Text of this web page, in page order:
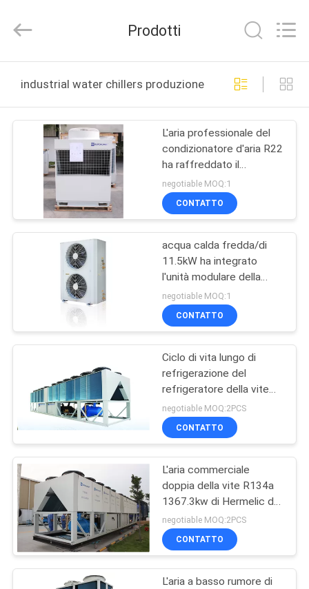
PRODOTTI
CIRCA
GIRO
FABBRICA
CONTROLLO
DI
CONTATTICI
RICHIEDA
UNA
CITAZIONE
COMPANY
NEWS
Refrigeration
All
Reserved.
Prodotti
industrial water chillers produzione online
L'aria professionale del
condizionatore d'aria R22
ha raffreddato il
refrigeratore modulare
15.5kW
negotiable MOQ:1
CONTATTO
acqua calda fredda/di
11.5kW ha integrato
l'unità modulare della
pompa di calore del
refrigeratore raffreddata
aria R22
negotiable MOQ:1
CONTATTO
Ciclo di vita lungo di
refrigerazione del
refrigeratore della vite
raffreddato aria di
grande capacità
negotiable MOQ:2PCS
CONTATTO
L'aria commerciale
doppia della vite R134a
1367.3kw di Hermelic dei
semi ha raffreddato il
refrigeratore
negotiable MOQ:2PCS
CONTATTO
L'aria a basso rumore di